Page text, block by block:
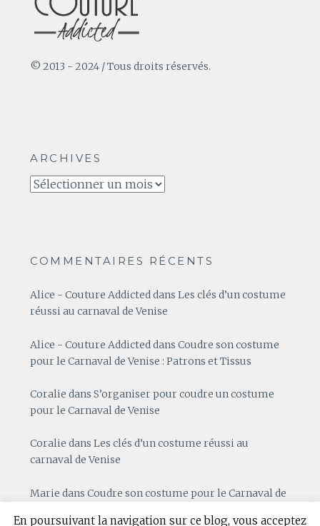
© 2013 - 2024 / Tous droits réservés.
ARCHIVES
Archives
COMMENTAIRES RÉCENTS
Alice - Couture AddicteddansLes clés d’un costume
réussi au carnaval de Venise
Alice - Couture Addicted dansCoudre son costume
pour le Carnaval de Venise : Patrons et Tissus
Coralie dansS’organiser pour coudre un costume
pour le Carnaval de Venise
Coralie dansLes clés d’un costume réussi au
carnaval de Venise
Marie dansCoudre son costume pour le Carnaval de
En poursuivant la navigation sur ce blog, vous acceptez